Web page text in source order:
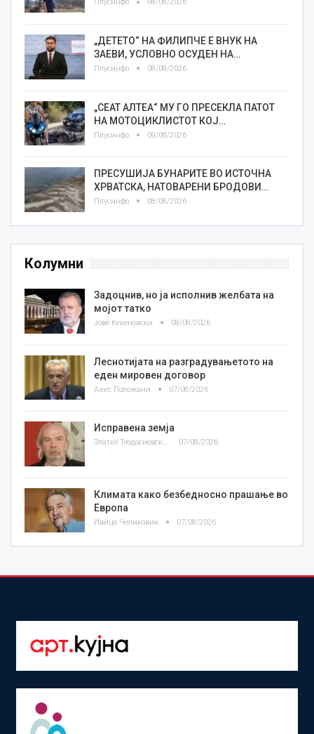
Плусинфо 08/08/2026
„ДЕТЕТО“ НА ФИЛИПЧЕ Е ВНУК НА
ЗАЕВИ, УСЛОВНО ОСУДЕН НА…
Плусинфо 08/08/2026
„СЕАТ АЛТЕА“ МУ ГО ПРЕСЕКЛА ПАТОТ
НА МОТОЦИКЛИСТОТ КОЈ…
Плусинфо 09/08/2026
ПРЕСУШИЈА БУНАРИТЕ ВО ИСТОЧНА
ХРВАТСКА, НАТОВАРЕНИ БРОДОВИ…
Плусинфо 08/08/2026
Колумни
Задоцнив, но ја исполнив желбата на
мојот татко
Јове Кекеновски 08/08/2026
Леснотијата на разградувањетото на
еден мировен договор
Азис Положани 07/08/2026
Исправена земја
Златко Теодосиевски 07/08/2026
Климата како безбедносно прашање во
Европа
Ивица Челиковиќ 07/08/2026